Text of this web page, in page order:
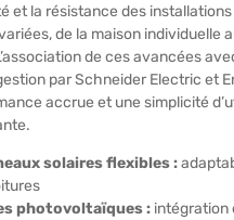
et la résistance des installations
de la maison individuelle
de ces avancées
par Schneider Electric et
accrue et une simplicité
solaires flexibles :
photovoltaïques : intégration